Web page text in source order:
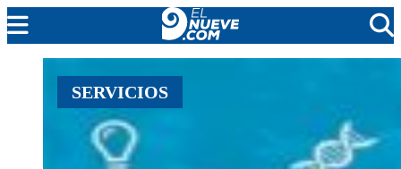
MENDOZA
CADA DÍA
ARGENTINA
NOTICIERO 9
SERVICIOS